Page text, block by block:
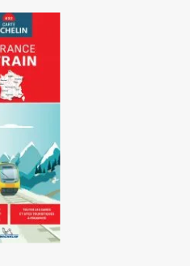
Chapitre
Dialogue
Librairie La Procure